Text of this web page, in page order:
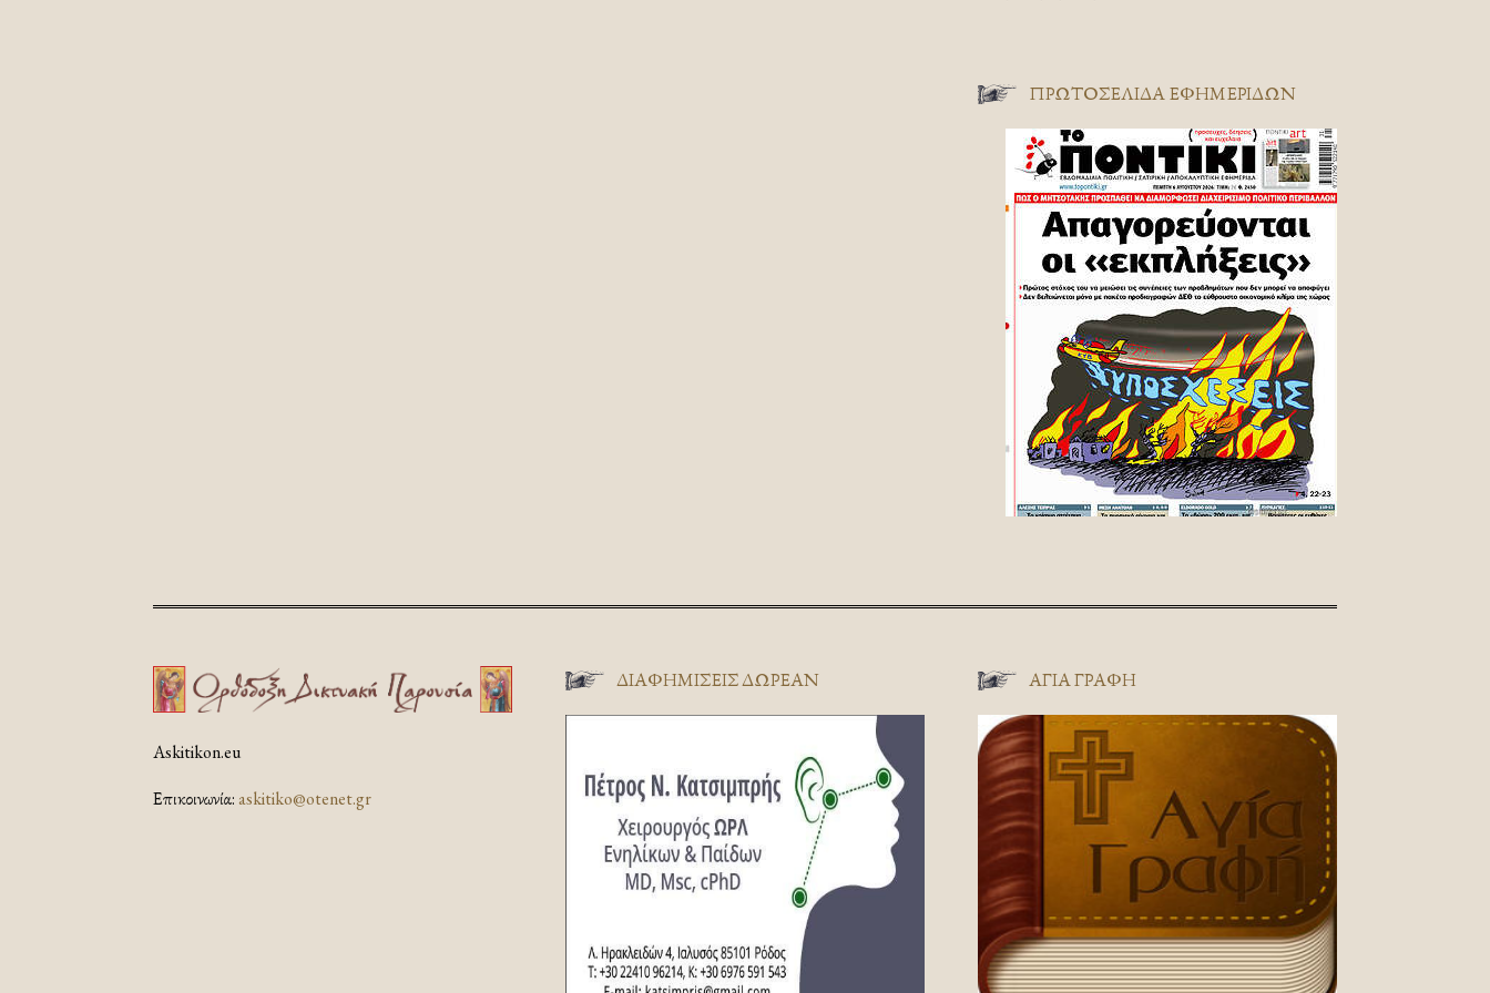
ΠΡΩΤΟΣΈΛΙΔΑ ΕΦΗΜΕΡΊΔΩΝ
Askitikon.eu
Επικοινωνία:askitiko@otenet.gr
ΔΙΑΦΗΜΊΣΕΙΣ ΔΩΡΕΆΝ ΑΓΊΑ ΓΡΑΦΉ